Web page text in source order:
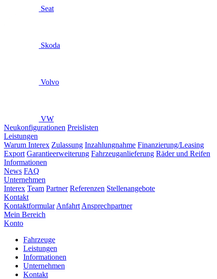
Seat
Skoda
Volvo
VW
Neukonfigurationen Preislisten
Leistungen
Warum Interex Zulassung Inzahlungnahme Finanzierung/Leasing
Export Garantieerweiterung Fahrzeuganlieferung Räder und Reifen
Informationen
News FAQ
Unternehmen
Interex Team Partner Referenzen Stellenangebote
Kontakt
Kontaktformular Anfahrt Ansprechpartner
Mein Bereich
Konto
Fahrzeuge
Leistungen
Informationen
Unternehmen
Kontakt